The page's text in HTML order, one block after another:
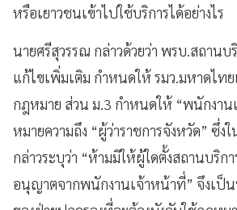
หรือเยาวชนเข้าไปใช้บริการได้อย่างไร
นายศรีสุวรรณ กล่าวด้วยว่า พรบ.สถานบ
แก้ไขเพิ่มเติม กำหนดให้ รมว.มหาดไท
กฎหมาย ส่วน ม.3 กำหนดให้ “พนักงาน
หมายความถึง “ผู้ว่าราชการจังหวัด” ซึ่ง
กล่าวระบุว่า “ห้ามมิให้ผู้ใดตั้งสถานบริก
อนุญาตจากพนักงานเจ้าหน้าที่” จึงเป็